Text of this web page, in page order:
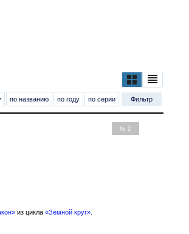
по названию по году по серии Фильтр
№ 2
из цикла«Земной круг»